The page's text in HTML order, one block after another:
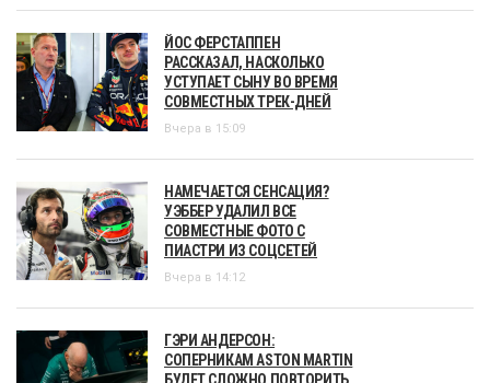
ЙОС ФЕРСТАППЕН
РАССКАЗАЛ, НАСКОЛЬКО
УСТУПАЕТ СЫНУ ВО ВРЕМЯ
СОВМЕСТНЫХ ТРЕК-ДНЕЙ
Вчера в 15:09
НАМЕЧАЕТСЯ СЕНСАЦИЯ?
УЭББЕР УДАЛИЛ ВСЕ
СОВМЕСТНЫЕ ФОТО С
ПИАСТРИ ИЗ СОЦСЕТЕЙ
Вчера в 14:12
ГЭРИ АНДЕРСОН:
СОПЕРНИКАМ ASTON MARTIN